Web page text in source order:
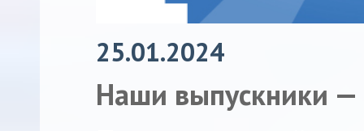
25.01.2024
Наши выпускники —